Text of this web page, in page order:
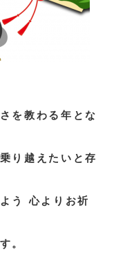
を教わる年とな
り越えたいと存
う 心よりお祈
。